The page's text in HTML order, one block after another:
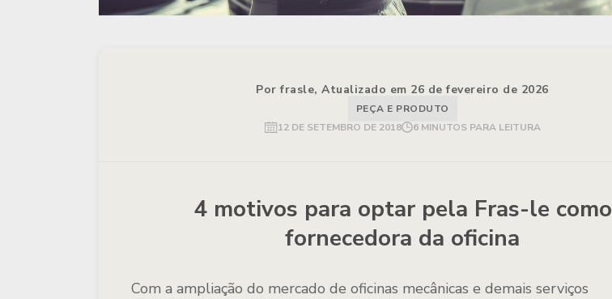
Por frasle, Atualizado em 26 de fevereiro de 2026
PEÇA E PRODUTO
12 DE SETEMBRO DE 2018
6 MINUTOS PARA LEITURA
4 motivos para optar pela Fras-le como
fornecedora da oficina
Com a ampliação do mercado de oficinas mecânicas e demais serviços